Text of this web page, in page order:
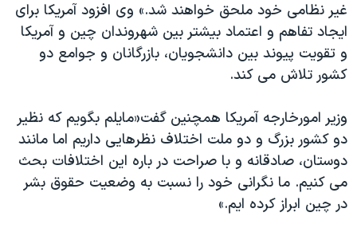
غیر نظامی خود ملحق خواهند شد.» وی افزود آمریکا برای
ایجاد تفاهم و اعتماد بیشتر بین شهروندان چین و آمریکا
و تقویت پیوند بین دانشجویان، بازرگانان و جوامع دو
کشور تلاش می کند.
وزیر امورخارجه آمریکا همچنین گفت«مایلم بگویم که نظیر
دو کشور بزرگ و دو ملت اختلاف نظرهایی داریم اما مانند
دوستان، صادقانه و با صراحت در باره این اختلافات بحث
می کنیم. ما نگرانی خود را نسبت به وضعیت حقوق بشر
در چین ابراز کرده ایم.»